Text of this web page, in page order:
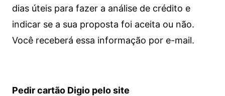
dias úteis para fazer a análise de crédito e
indicar se a sua proposta foi aceita ou não.
Você receberá essa informação por e-mail.
Pedir cartão Digio pelo site